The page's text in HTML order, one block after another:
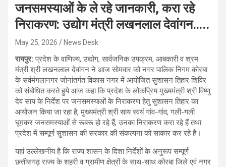
जनसमस्याओं के ले रहे जानकारी, करा रहे
निराकरण: उद्योग मंत्री लखनलाल देवांगन…..
May 25, 2026 News Desk
रायपुर:प्रदेश के वाणिज्य, उद्योग, सार्वजनिक उपक्रम, आबकारी व श्रम
मंत्री श्री लखनलाल देवांगन ने आज सोमवार को नगर पालिक निगम कोरबा
के सर्वमंगलानगर जोनांतर्गत विकास नगर में आयोजित सुशासन तिहार शिविर
को संबोधित करते हुये आज कहा कि प्रदेश के लोकप्रिय मुख्यमंत्री श्री विष्णु
देव साय के निर्देश पर जनसमस्याओं के निराकरण हेतु सुशासन तिहार का
आयोजन किया जा रहा है, मुख्यमंत्री श्री साय स्वयं गांव-गांव, गली-गली
घूमकर जनसमस्याओं से रूबरू हो रहे हैं, उनका निराकरण करा रहे हैं तथा
प्रदेश में सम्पूर्ण सुशासन की सरकार की संकल्पना को साकार कर रहे हैं।
यहां उल्लेखनीय है कि राज्य शासन के दिशा निर्देशों के अनुरूप सम्पूर्ण
छत्तीसगढ़ राज्य के शहरी व ग्रामीण क्षेत्रों के साथ-साथ कोरबा जिले एवं नगर